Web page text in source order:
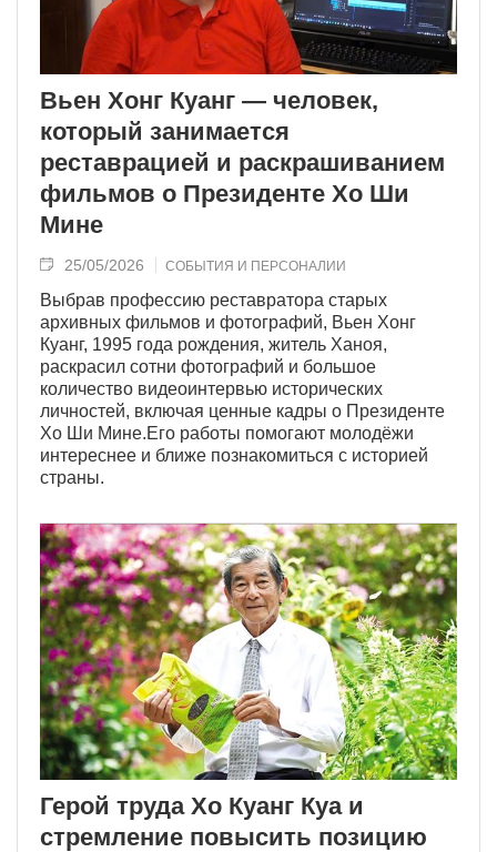
Вьен Хонг Куанг — человек,
который занимается
реставрацией и раскрашиванием
фильмов о Президенте Хо Ши
Мине
25/05/2026 СОБЫТИЯ И ПЕРСОНАЛИИ
Выбрав профессию реставратора старых
архивных фильмов и фотографий, Вьен Хонг
Куанг, 1995 года рождения, житель Ханоя,
раскрасил сотни фотографий и большое
количество видеоинтервью исторических
личностей, включая ценные кадры о Президенте
Хо Ши Мине.Его работы помогают молодёжи
интереснее и ближе познакомиться с историей
страны.
Герой труда Хо Куанг Куа и
стремление повысить позицию